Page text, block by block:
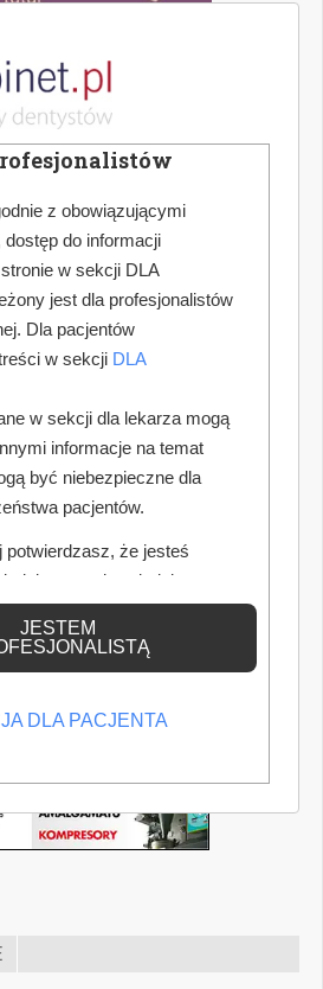
z obowiązującymi
do informacji
w sekcji DLA
jest dla profesjonalistów
Dla pacjentów
w sekcji DLA
w sekcji dla lekarza mogą
informacje na temat
być niebezpieczne dla
pacjentów.
potwierdzasz, że jesteś
odpowiednią
JESTEM
DLA PACJENTA